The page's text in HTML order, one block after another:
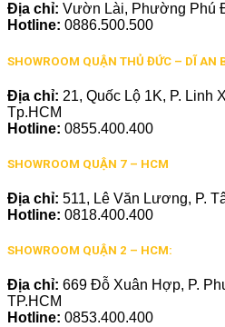
Địa chỉ: Vườn Lài, Phường Phú
Hotline: 0886.500.500
SHOWROOM QUẬN THỦ ĐỨC – DĨ AN
Địa chỉ: 21, Quốc Lộ 1K, P. Linh
Tp.HCM
Hotline: 0855.400.400
SHOWROOM QUẬN 7 – HCM
Địa chỉ: 511, Lê Văn Lương, P.
Hotline: 0818.400.400
SHOWROOM QUẬN 2 – HCM:
Địa chỉ: 669 Đỗ Xuân Hợp, P.
TP.HCM
Hotline: 0853.400.400